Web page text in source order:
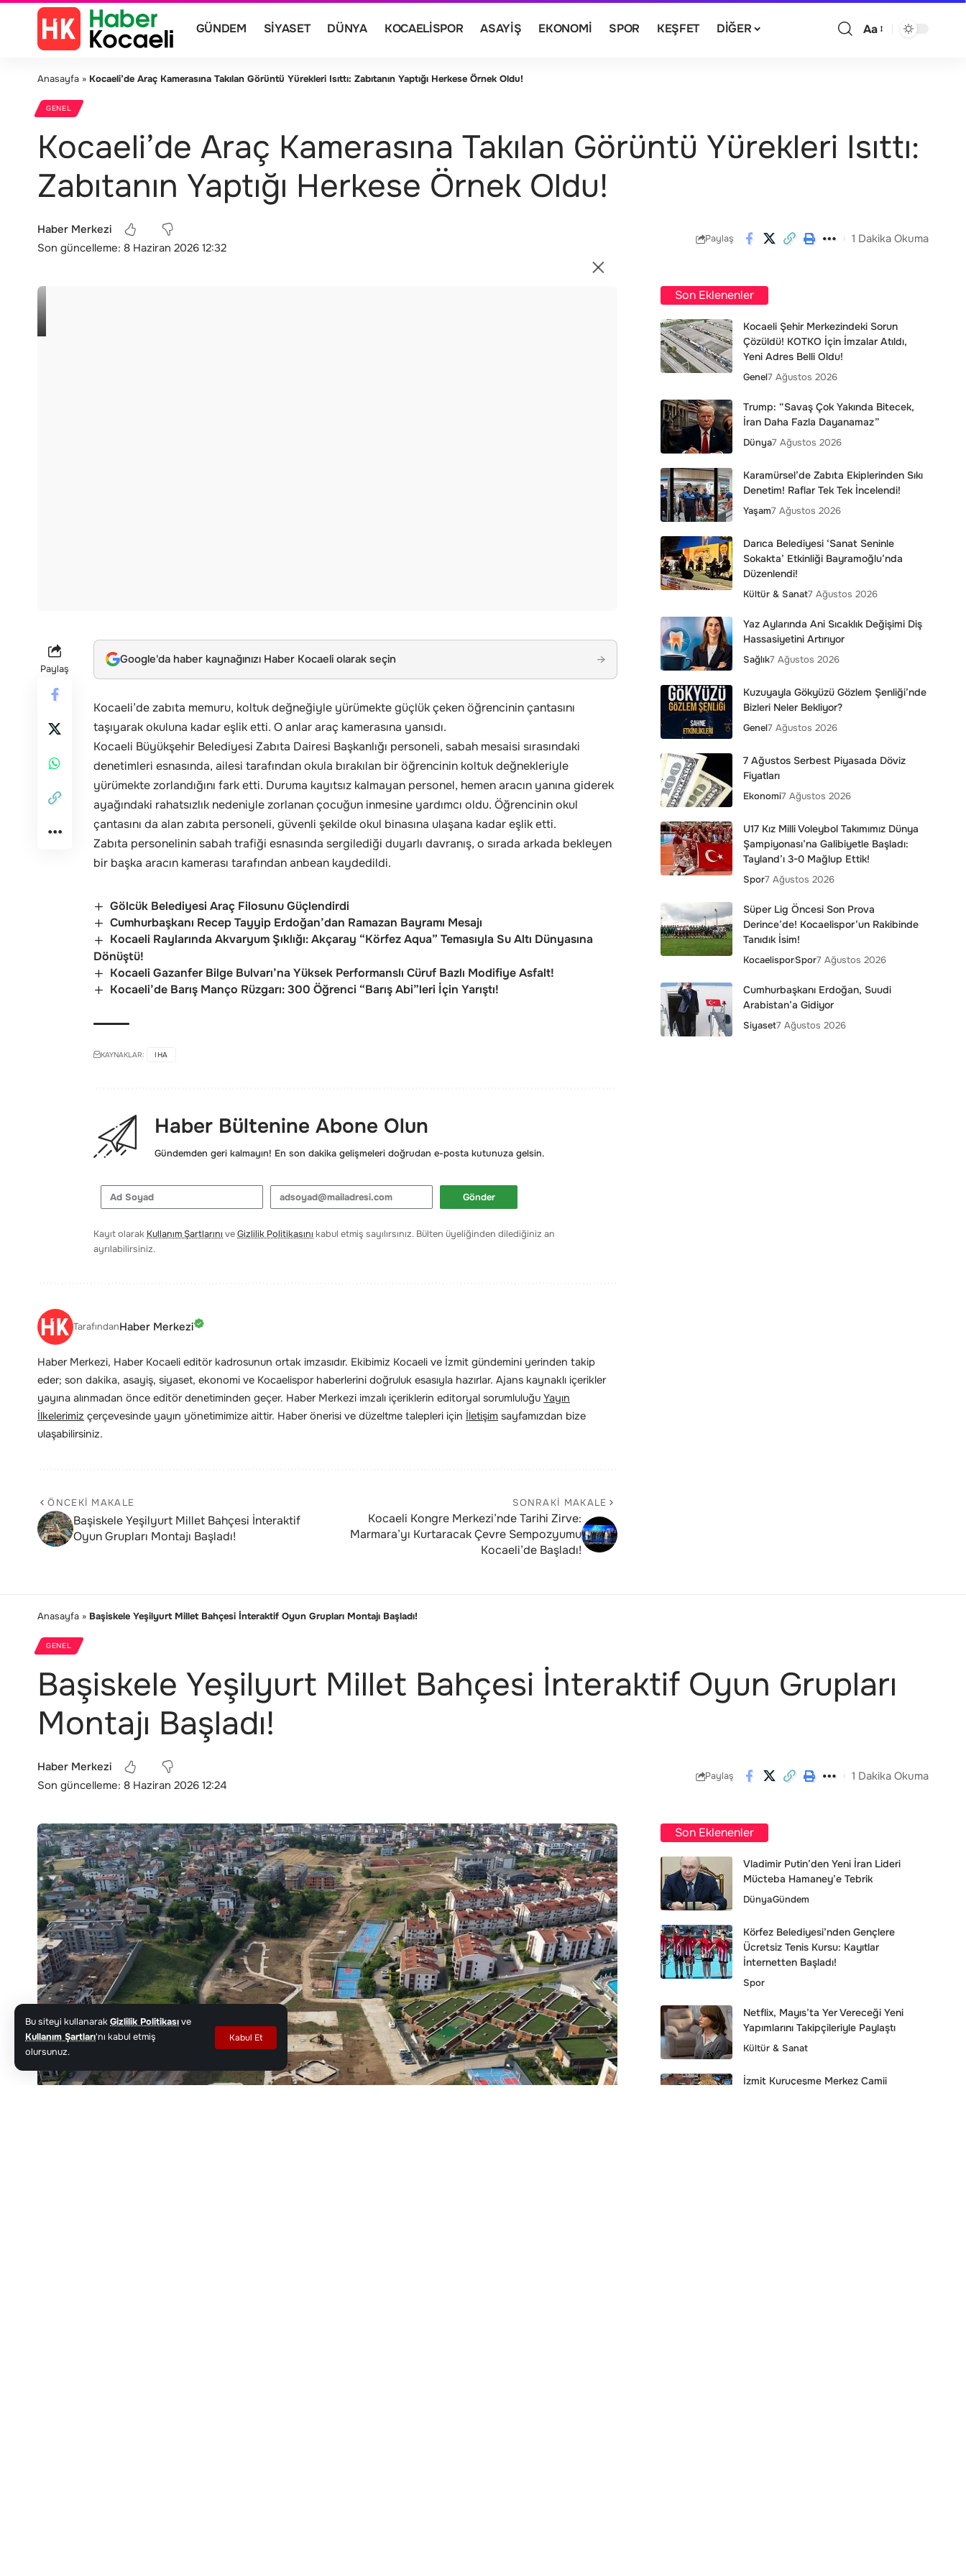
Bu siteyi kullanarakGizlilik Politikasıve
Kullanım Şartları'nı kabul etmiş
olursunuz.
Kabul Et
GÜNDEM SIYASET DÜNYA KOCAELISPOR ASAYIŞ EKONOMI SPOR KEŞFET DIĞER Aa
Anasayfa » Kocaeli’de Araç Kamerasına Takılan Görüntü Yürekleri Isıttı: Zabıtanın Yaptığı Herkese Örnek Oldu!
GENEL
Kocaeli’de Araç Kamerasına Takılan Görüntü Yürekleri Isıttı:
Zabıtanın Yaptığı Herkese Örnek Oldu!
Son güncelleme: 8 Haziran 2026 12:32
Haber Merkezi
Paylaş 1 Dakika Okuma
Paylaş
Google'da haber kaynağınızı Haber Kocaeli olarak seçin →
Kocaeli’de zabıta memuru, koltuk değneğiyle yürümekte güçlük çeken öğrencinin çantasını
taşıyarak okuluna kadar eşlik etti. O anlar araç kamerasına yansıdı.
Kocaeli Büyükşehir Belediyesi Zabıta Dairesi Başkanlığı personeli, sabah mesaisi sırasındaki
denetimleri esnasında, ailesi tarafından okula bırakılan bir öğrencinin koltuk değnekleriyle
yürümekte zorlandığını fark etti. Duruma kayıtsız kalmayan personel, hemen aracın yanına giderek
ayağındaki rahatsızlık nedeniyle zorlanan çocuğun inmesine yardımcı oldu. Öğrencinin okul
çantasını da alan zabıta personeli, güvenli şekilde okul binasına ulaşana kadar eşlik etti.
Zabıta personelinin sabah trafiği esnasında sergilediği duyarlı davranış, o sırada arkada bekleyen
bir başka aracın kamerası tarafından anbean kaydedildi.
Gölcük Belediyesi Araç Filosunu Güçlendirdi
Cumhurbaşkanı Recep Tayyip Erdoğan’dan Ramazan Bayramı Mesajı
Kocaeli Raylarında Akvaryum Şıklığı: Akçaray “Körfez Aqua” Temasıyla Su Altı Dünyasına
Dönüştü!
Kocaeli Gazanfer Bilge Bulvarı’na Yüksek Performanslı Cüruf Bazlı Modifiye Asfalt!
Kocaeli’de Barış Manço Rüzgarı: 300 Öğrenci “Barış Abi”leri İçin Yarıştı!
KAYNAKLAR: IHA
Haber Bültenine Abone Olun
Gündemden geri kalmayın! En son dakika gelişmeleri doğrudan e-posta kutunuza gelsin.
Gönder
Kayıt olarak Kullanım Şartlarını veGizlilik Politikasını kabul etmiş sayılırsınız. Bülten üyeliğinden dilediğiniz an
ayrılabilirsiniz.
TarafındanHaber Merkezi
Haber Merkezi, Haber Kocaeli editör kadrosunun ortak imzasıdır. Ekibimiz Kocaeli ve İzmit gündemini yerinden takip
eder; son dakika, asayiş, siyaset, ekonomi ve Kocaelispor haberlerini doğruluk esasıyla hazırlar. Ajans kaynaklı içerikler
yayına alınmadan önce editör denetiminden geçer. Haber Merkezi imzalı içeriklerin editoryal sorumluluğu Yayın
İlkelerimiz çerçevesinde yayın yönetimimize aittir. Haber önerisi ve düzeltme talepleri için İletişim sayfamızdan bize
ulaşabilirsiniz.
ÖNCEKI MAKALE
Başiskele Yeşilyurt Millet Bahçesi İnteraktif
Oyun Grupları Montajı Başladı!
SONRAKI MAKALE
Kocaeli Kongre Merkezi’nde Tarihi Zirve:
Marmara’yı Kurtaracak Çevre Sempozyumu
Kocaeli’de Başladı!
Son Eklenenler
Kocaeli Şehir Merkezindeki Sorun
Çözüldü! KOTKO İçin İmzalar Atıldı,
Yeni Adres Belli Oldu!
Genel7 Ağustos 2026
Trump: “Savaş Çok Yakında Bitecek,
İran Daha Fazla Dayanamaz”
Dünya7 Ağustos 2026
Karamürsel’de Zabıta Ekiplerinden Sıkı
Denetim! Raflar Tek Tek İncelendi!
Yaşam7 Ağustos 2026
Darıca Belediyesi ‘Sanat Seninle
Sokakta’ Etkinliği Bayramoğlu’nda
Düzenlendi!
Kültür & Sanat7 Ağustos 2026
Yaz Aylarında Ani Sıcaklık Değişimi Diş
Hassasiyetini Artırıyor
Sağlık7 Ağustos 2026
Kuzuyayla Gökyüzü Gözlem Şenliği’nde
Bizleri Neler Bekliyor?
Genel7 Ağustos 2026
7 Ağustos Serbest Piyasada Döviz
Fiyatları
Ekonomi7 Ağustos 2026
U17 Kız Milli Voleybol Takımımız Dünya
Şampiyonası’na Galibiyetle Başladı:
Tayland’ı 3-0 Mağlup Ettik!
Spor7 Ağustos 2026
Süper Lig Öncesi Son Prova
Derince’de! Kocaelispor’un Rakibinde
Tanıdık İsim!
KocaelisporSpor7 Ağustos 2026
Cumhurbaşkanı Erdoğan, Suudi
Arabistan’a Gidiyor
Siyaset7 Ağustos 2026
Anasayfa » Başiskele Yeşilyurt Millet Bahçesi İnteraktif Oyun Grupları Montajı Başladı!
GENEL
Başiskele Yeşilyurt Millet Bahçesi İnteraktif Oyun Grupları
Montajı Başladı!
Son güncelleme: 8 Haziran 2026 12:24
Haber Merkezi
Paylaş 1 Dakika Okuma
Son Eklenenler
Vladimir Putin’den Yeni İran Lideri
Mücteba Hamaney’e Tebrik
DünyaGündem
Körfez Belediyesi’nden Gençlere
Ücretsiz Tenis Kursu: Kayıtlar
İnternetten Başladı!
Spor
Netflix, Mayıs’ta Yer Vereceği Yeni
Yapımlarını Takipçileriyle Paylaştı
Kültür & Sanat
İzmit Kuruçeşme Merkez Camii